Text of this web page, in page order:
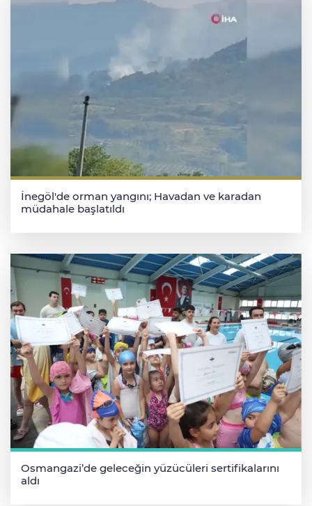
İnegöl'de orman yangını; Havadan ve karadan
müdahale başlatıldı
Osmangazi’de geleceğin yüzücüleri sertifikalarını
aldı